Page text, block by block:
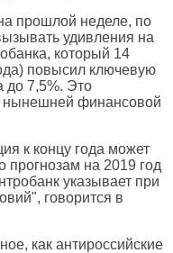
прошлой неделе, по
удивления на
который 14
повысил ключевую
до 7,5%. Это
нынешней финансовой
к концу года может
прогнозам на 2019 год
указывает при
говорится в
как антироссийские